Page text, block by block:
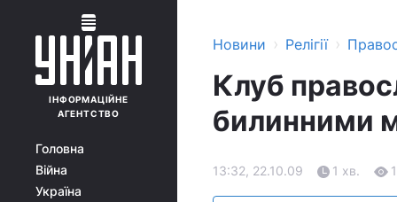
ІНФОРМАЦІЙНЕ
АГЕНТСТВО
Головна
Війна
Україна
Новини › Релігії ›
Клуб
билинними
13:32, 22.10.09 1 хв. 1